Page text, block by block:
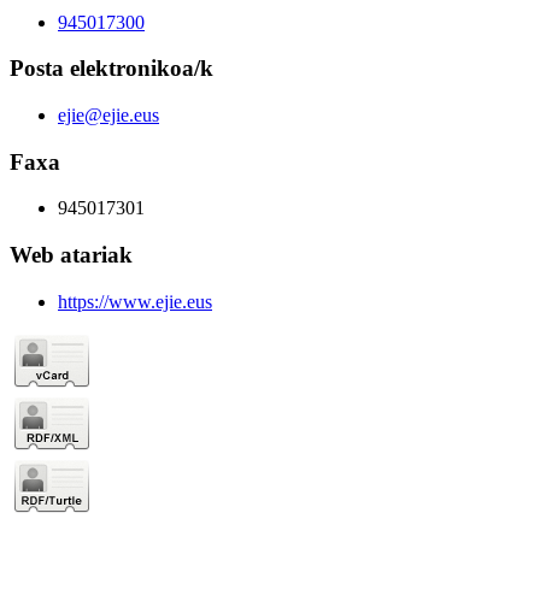
945017300
Posta elektronikoa/k
ejie@ejie.eus
Faxa
945017301
Web atariak
https://www.ejie.eus